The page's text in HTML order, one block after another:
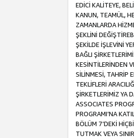
EDİCİ KALİTEYE,
KANUN, TEAMÜL,
ZAMANLARDA
ŞEKLİNİ
ŞEKİLDE İŞLEVİNİ
BAĞLI
KESİNTİLERİNDEN
SİLİNMESİ, TAHRİP
TEKLİFLERİ
ŞİRKETLERİMİZ YA
ASSOCIATES
PROGRAMI’NA
BÖLÜM 7’DEKİ
TUTMAK VEYA